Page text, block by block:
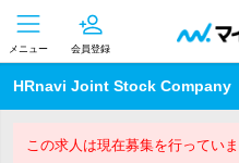
メニュー 会員登録
HRnavi Joint Stock Company
この求人は現在募集を行っていま